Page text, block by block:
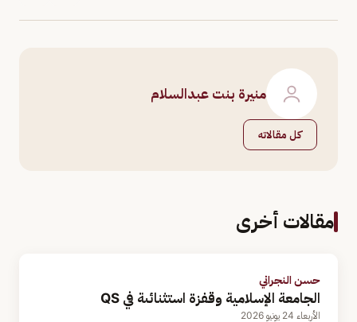
منيرة بنت عبدالسلام
كل مقالاته
مقالات أخرى
حسن النجراني
الجامعة الإسلامية وقفزة استثنائىة في QS
الأربعاء 24 يونيو 2026